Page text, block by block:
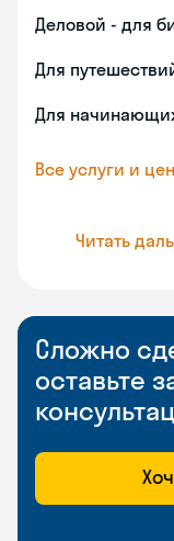
Деловой - для
Для
Для
Все услуги и
Читать
Сложно
оставьте